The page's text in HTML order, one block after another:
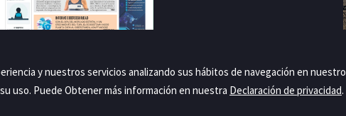
y nuestros servicios analizando sus hábitos de navegación en nuestro
uso. Puede Obtener más información en nuestra Declaración de privacidad.